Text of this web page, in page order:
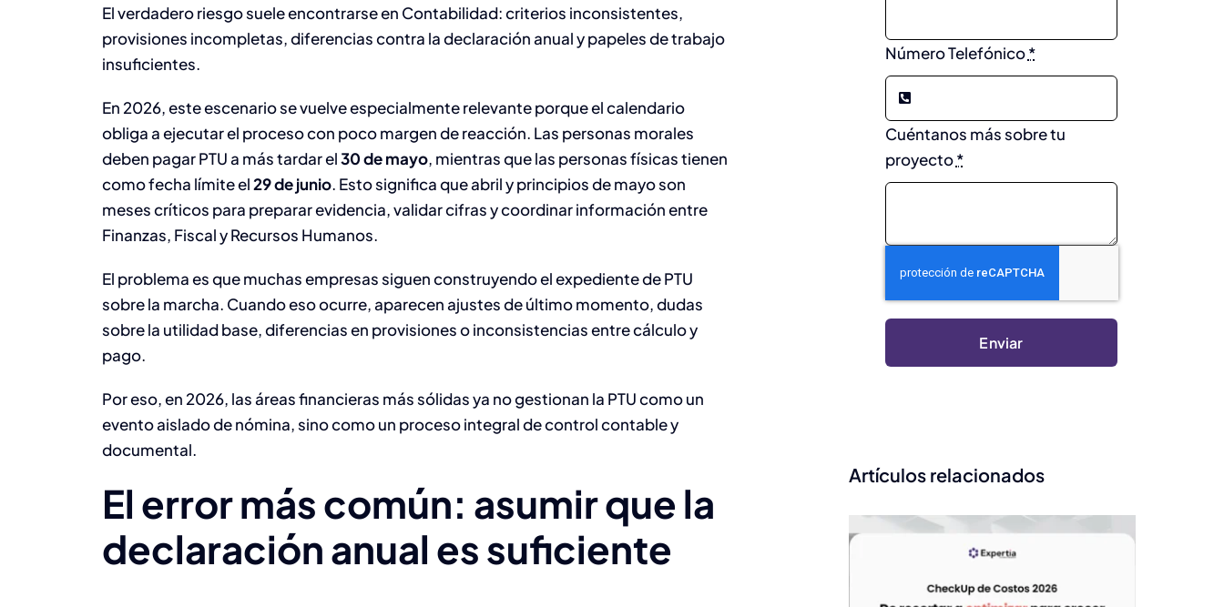
El verdadero riesgo suele encontrarse en Contabilidad: criterios inconsistentes,
provisiones incompletas, diferencias contra la declaración anual y papeles de trabajo
insuficientes.
En 2026, este escenario se vuelve especialmente relevante porque el calendario
obliga a ejecutar el proceso con poco margen de reacción. Las personas morales
deben pagar PTU a más tardar el30 de mayo, mientras que las personas físicas tienen
como fecha límite el29 de junio. Esto significa que abril y principios de mayo son
meses críticos para preparar evidencia, validar cifras y coordinar información entre
Finanzas, Fiscal y Recursos Humanos.
El problema es que muchas empresas siguen construyendo el expediente de PTU
sobre la marcha. Cuando eso ocurre, aparecen ajustes de último momento, dudas
sobre la utilidad base, diferencias en provisiones o inconsistencias entre cálculo y
pago.
Por eso, en 2026, las áreas financieras más sólidas ya no gestionan la PTU como un
evento aislado de nómina, sino como un proceso integral de control contable y
documental.
El error más común: asumir que la
declaración anual es suficiente
Número Telefónico*
Cuéntanos más sobre tu
proyecto*
Enviar
Artículos relacionados
De recortar a
optimizar: